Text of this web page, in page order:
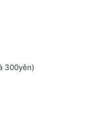
300yên)